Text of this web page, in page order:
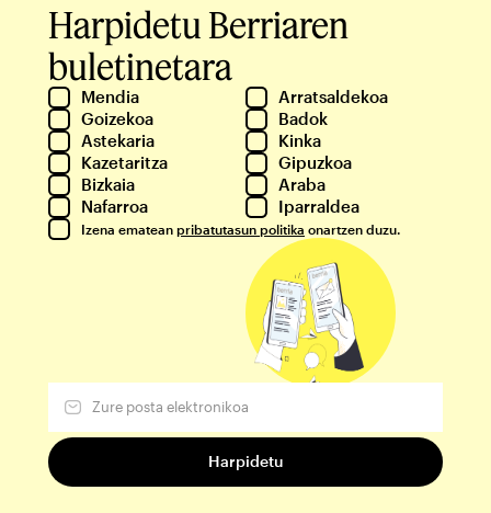
Harpidetu Berriaren
buletinetara
Mendia
Arratsaldekoa
Goizekoa
Badok
Astekaria
Kinka
Kazetaritza
Gipuzkoa
Bizkaia
Araba
Nafarroa
Iparraldea
Izena ematean pribatutasun politika onartzen duzu.